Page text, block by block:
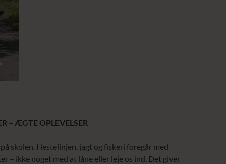
– ÆGTE OPLEVELSER
skolen. Hestelinjen, jagt og fiskeri foregår med
– ikke noget med at låne eller leje os ind. Det giver